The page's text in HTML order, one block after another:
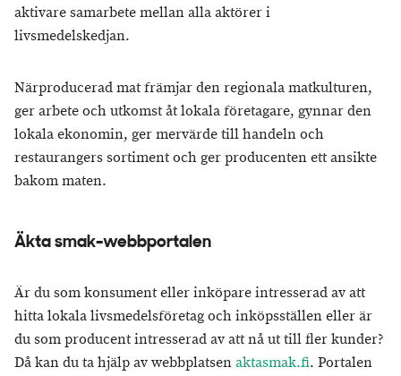
aktivare samarbete mellan alla aktörer i
livsmedelskedjan.
Närproducerad mat främjar den regionala matkulturen,
ger arbete och utkomst åt lokala företagare, gynnar den
lokala ekonomin, ger mervärde till handeln och
restaurangers sortiment och ger producenten ett ansikte
bakom maten.
Äkta smak-webbportalen
Är du som konsument eller inköpare intresserad av att
hitta lokala livsmedelsföretag och inköpsställen eller är
du som producent intresserad av att nå ut till fler kunder?
Då kan du ta hjälp av webbplatsenaktasmak.fi. Portalen